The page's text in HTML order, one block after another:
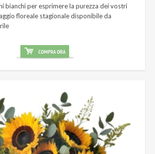
bianchi per esprimere la purezza dei vostri
floreale stagionale disponibile da